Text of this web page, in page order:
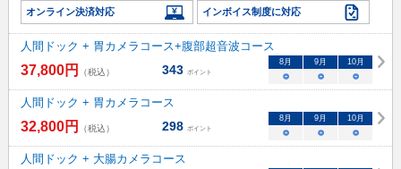
オンライン決済対応 インボイス制度に対応
人間ドック + 胃カメラコース+腹部超音波コース
37,800円 （税込） 343 ポイント
8月 9月 10月
○ ○ ○
人間ドック + 胃カメラコース
32,800円 （税込） 298 ポイント
8月 9月 10月
○ ○ ○
人間ドック + 大腸カメラコース